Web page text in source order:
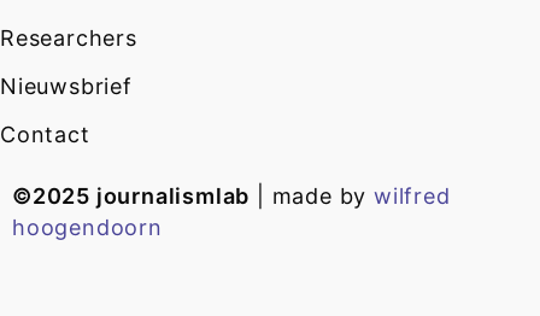
Researchers
Nieuwsbrief
Contact
©2025 journalismlab | made bywilfred
hoogendoorn